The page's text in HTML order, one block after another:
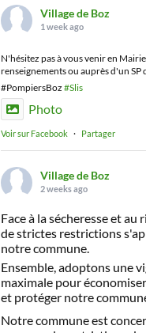
Village de Boz
1 week ago
N'hésitez pas à vous venir en
renseignements ou auprès d'un SP
#PompiersBoz #Slis
Photo
Voir sur Facebook · Partager
Village de Boz
2 weeks ago
Face à la sécheresse et au
de strictes restrictions
notre commune.
Ensemble, adoptons une
maximale pour
et protéger notre
Notre commune est